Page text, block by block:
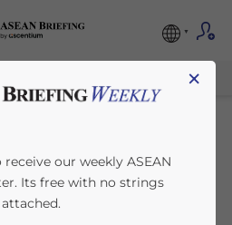
亚使用本地代
响
×
our weekly ASEAN
Its free with no strings
attached.